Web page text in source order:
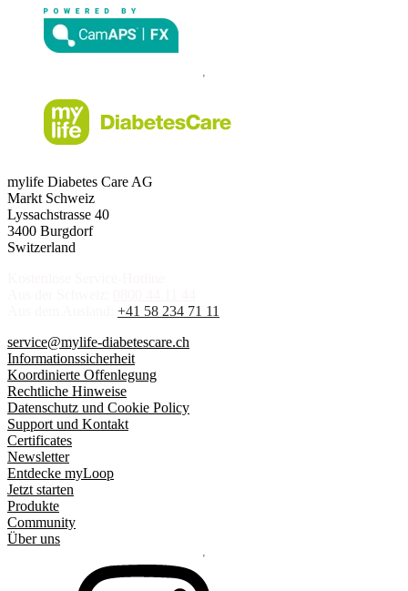
mylife Diabetes Care AG
Markt Schweiz
Lyssachstrasse 40
3400 Burgdorf
Switzerland
+41 58 234 71 11
service@mylife-diabetescare.ch
Informationssicherheit
Koordinierte Offenlegung
Rechtliche Hinweise
Datenschutz und Cookie Policy
Support und Kontakt
Certificates
Newsletter
Entdecke myLoop
Jetzt starten
Produkte
Community
Über uns